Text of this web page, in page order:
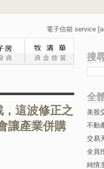
電子信箱 service
這波修正之
讓產業併購
搜
全
美股
不動
交易
全員
純情